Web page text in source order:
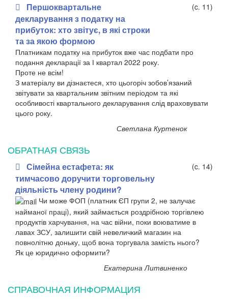
Першоквартальне
декларування з податку на
прибуток: хто звітує, в які строки
та за якою формою
(c. 11)
Платникам податку на прибуток вже час подбати про
подання декларації за І квартал 2022 року.
Проте не всім!
З матеріалу ви дізнаєтеся, хто цьогоріч зобов’язаний
звітувати за квартальним звітним періодом та які
особливості квартального декларування слід враховувати
цього року.
Светлана Куртенок
ОБРАТНАЯ СВЯЗЬ
Сімейна естафета: як
тимчасово доручити торговельну
діяльність члену родини?
(c. 14)
Чи може ФОП (платник ЄП групи 2, не залучає
найманої праці), який займається роздрібною торгівлею
продуктів харчування, на час війни, поки воюватиме в
лавах ЗСУ, залишити свій невеличкий магазин на
повнолітню доньку, щоб вона торгувала замість нього?
Як це юридично оформити?
Екатерина Литвиненко
СПРАВОЧНАЯ ИНФОРМАЦИЯ